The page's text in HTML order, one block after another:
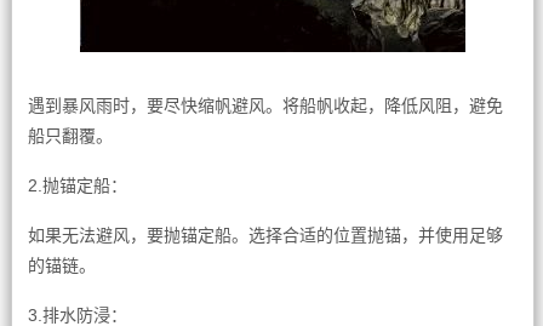
遇到暴风雨时，要尽快缩帆避风。将船帆收起，降低风阻，避免
船只翻覆。
2.抛锚定船：
如果无法避风，要抛锚定船。选择合适的位置抛锚，并使用足够
的锚链。
3.排水防浸：